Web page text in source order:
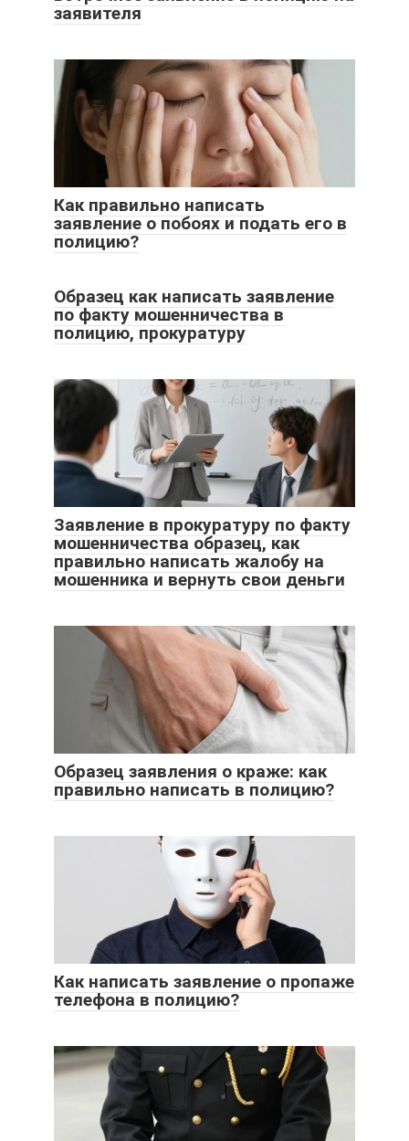
заявителя
Как правильно написать
заявление о побоях и подать его в
полицию?
Образец как написать заявление
по факту мошенничества в
полицию, прокуратуру
Заявление в прокуратуру по факту
мошенничества образец, как
правильно написать жалобу на
мошенника и вернуть свои деньги
Образец заявления о краже: как
правильно написать в полицию?
Как написать заявление о пропаже
телефона в полицию?